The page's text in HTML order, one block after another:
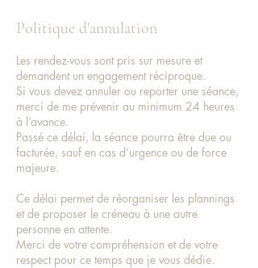
Politique d'annulation
Les rendez-vous sont pris sur mesure et
demandent un engagement réciproque.
Si vous devez annuler ou reporter une séance,
merci de me prévenir au minimum 24 heures
à l’avance.
Passé ce délai, la séance pourra être due ou
facturée, sauf en cas d’urgence ou de force
majeure.
Ce délai permet de réorganiser les plannings
et de proposer le créneau à une autre
personne en attente.
Merci de votre compréhension et de votre
respect pour ce temps que je vous dédie.